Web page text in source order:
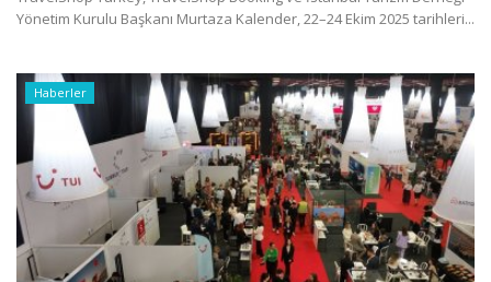
Sizlerden Gelenler
Video Tanıtım
Köşe Yazarları
Galeri
Yönetim Kurulu Başkanı Murtaza Kalender, 22–24 Ekim 2025 tarihleri...
Haberler